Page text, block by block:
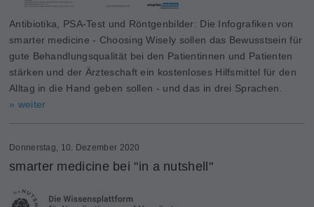
Antibiotika, PSA-Test und Röntgenbilder: Die Infografiken von
smarter medicine - Choosing Wisely sollen das Bewusstsein für
gute Behandlungsqualität bei den Patientinnen und Patienten
stärken und der Ärzteschaft ein kostenloses Hilfsmittel für den
Alltag in die Hand geben sollen - und das in drei Sprachen.
» weiter
Donnerstag, 10. Dezember 2020
smarter medicine bei "in a nutshell"